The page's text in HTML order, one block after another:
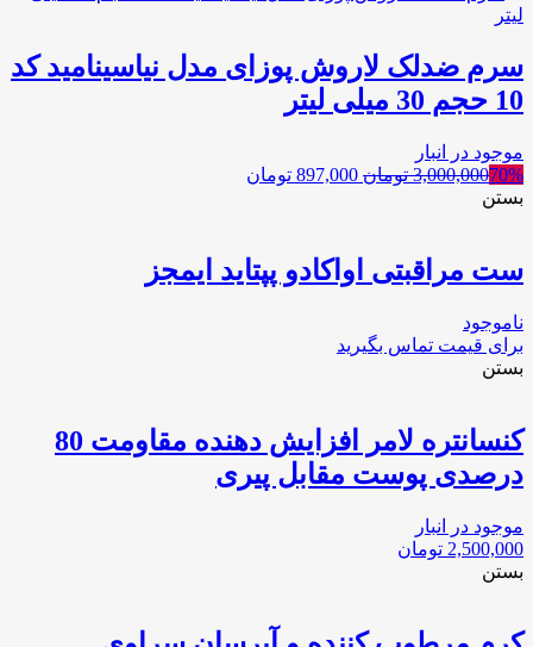
سرم ضدلک لاروش پوزای مدل نیاسینامید کد
10 حجم 30 میلی لیتر
موجود در انبار
70%
3,000,000 تومان 897,000 تومان
بستن
ست مراقبتی اواکادو پپتاید ایمجز
ناموجود
برای قیمت تماس بگیرید
بستن
کنسانتره لامر افزایش دهنده مقاومت 80
درصدی پوست مقابل پیری
موجود در انبار
2,500,000 تومان
بستن